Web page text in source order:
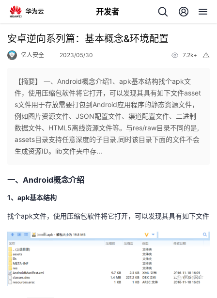
开发者
返
个
人
我
开
发
者
我
的
我
安卓逆向系列篇：基本概念&环境配置
亿人安全 2023/05/30 7.2k+
【摘要】 一、Android概念介绍1、apk基本结构找个apk文
件，使用压缩包软件将它打开，可以发现其具有如下文件asset
s文件用于存放需要打包到Android应用程序的静态资源文件，
例如图片资源文件、JSON配置文件、渠道配置文件、二进制
数据文件、HTML5离线资源文件等。与res/raw目录不同的是,
assets目录支持任意深度的子目录,同时该目录下面的文件不会
生成资源ID。lib文件夹中存...
一、Android概念介绍
1、apk基本结构
找个apk文件，使用压缩包软件将它打开，可以发现其具有如下文件